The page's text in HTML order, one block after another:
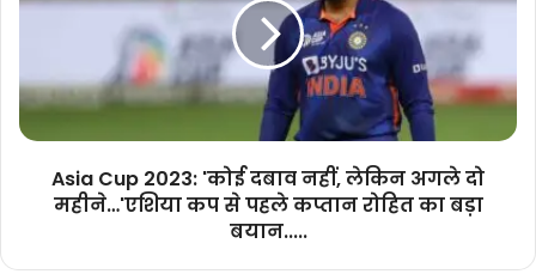
'कोई
लेकिन
अगले
दो
Asia Cup 2023: 'कोई दबाव नहीं, लेकिन अगले दो
महीने…'एशिया कप से पहले कप्तान रोहित का बड़ा
बयान.....